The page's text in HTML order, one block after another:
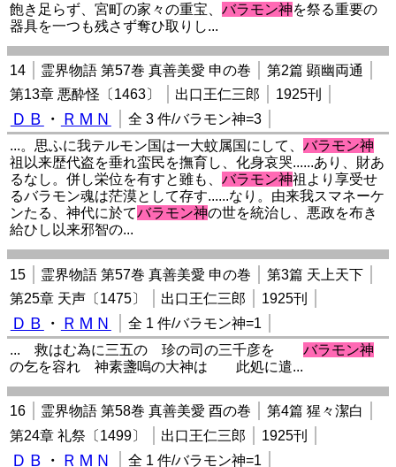
飽き足らず、宮町の家々の重宝、バラモン神を祭る重要の
器具を一つも残さず奪ひ取りし...
14 霊界物語 第57巻 真善美愛 申の巻
第2篇 顕幽両通
第13章 悪酔怪〔1463〕
出口王仁三郎 1925刊
ＤＢ ・ ＲＭＮ
全 3 件/バラモン神=3
...。思ふに我テルモン国は一大蚊属国にして、バラモン神
祖以来歴代盗を垂れ蛮民を撫育し、化身哀哭......あり、財あ
るなし。併し栄位を有すと雖も、バラモン神祖より享受せ
るバラモン魂は茫漠として存す......なり。由来我スマネーケ
ンたる、神代に於てバラモン神の世を統治し、悪政を布き
給ひし以来邪智の...
15 霊界物語 第57巻 真善美愛 申の巻
第3篇 天上天下
第25章 天声〔1475〕
出口王仁三郎 1925刊
ＤＢ ・ ＲＭＮ
全 1 件/バラモン神=1
... 救はむ為に三五の 珍の司の三千彦をバラモン神
の乞を容れ 神素盞嗚の大神は 此処に遣...
16 霊界物語 第58巻 真善美愛 酉の巻
第4篇 猩々潔白
第24章 礼祭〔1499〕
出口王仁三郎 1925刊
ＤＢ ・ ＲＭＮ
全 1 件/バラモン神=1